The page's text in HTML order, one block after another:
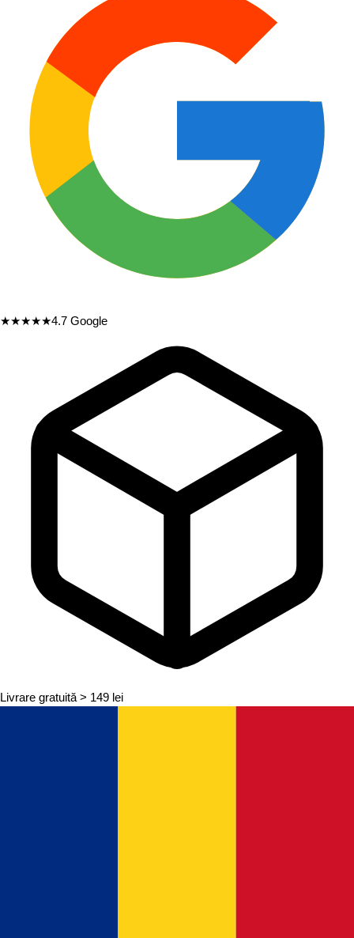
★★★★★4.7 Google
Livrare gratuită > 149 lei